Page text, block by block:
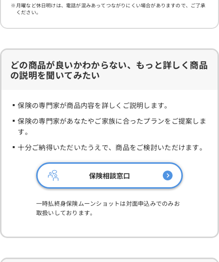
月曜など休日明けは、電話が混みあってつながりにくい場合がありますので、ご了承
ください。
どの商品が良いかわからない、もっと詳しく商品
の説明を聞いてみたい
保険の専門家が商品内容を詳しくご説明します。
保険の専門家があなたやご家族に合ったプランをご提案しま
す。
十分ご納得いただいたうえで、商品をご検討いただけます。
保険相談窓口
一時払終身保険ムーンショットは対面申込みでのみお
取扱いしております。